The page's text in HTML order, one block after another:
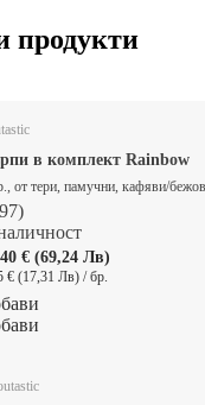
продукти
в комплект Rainbow
от тери, памучни, кафяви/
)
€ (69,24 Лв)
€ (17,31 Лв) / бр.